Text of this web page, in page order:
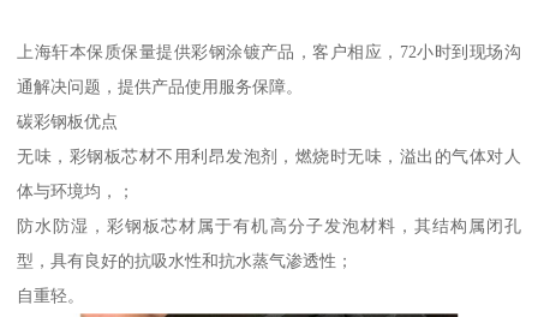
上海轩本保质保量提供彩钢涂镀产品，客户相应，72小时到现场沟
通解决问题，提供产品使用服务保障。
碳彩钢板优点
无味，彩钢板芯材不用利昂发泡剂，燃烧时无味，溢出的气体对人
体与环境均，；
防水防湿，彩钢板芯材属于有机高分子发泡材料，其结构属闭孔
型，具有良好的抗吸水性和抗水蒸气渗透性；
自重轻。